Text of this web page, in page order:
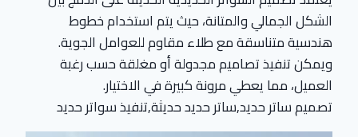
الشكل الجمالي والمتانة، حيث يتم استخدام خطوط
هندسية متناسقة مع طلاء مقاوم للعوامل الجوية.
ويمكن تنفيذ تصاميم مجدولة أو مغلقة حسب رغبة
العميل، مما يعطي مرونة كبيرة في الاختيار.
تصميم ساتر حديد,ساتر حديد حديثة,تنفيذ سواتر حديد